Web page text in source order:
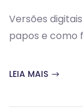
Versões
papos e como
LEIA MAIS